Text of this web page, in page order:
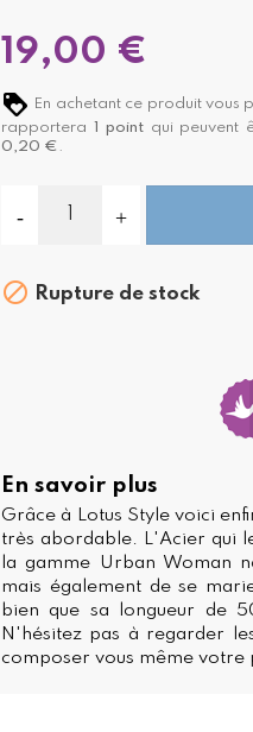
19,00 €
En achetant ce produit vous
rapportera 1 point qui peuvent
0,20 € .
 Rupture de stock
En savoir plus
Grâce à Lotus Style voici
très abordable. L'Acier qui
la gamme Urban Woman
mais également de se
bien que sa longueur de
N'hésitez pas à regarder
composer vous même votre